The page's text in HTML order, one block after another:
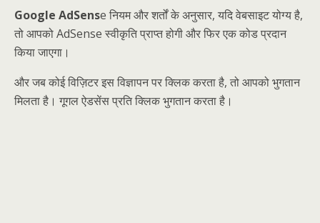
Google AdSense नियम और शर्तों के अनुसार, यदि वेबसाइट योग्य है,
तो आपको AdSense स्वीकृति प्राप्त होगी और फिर एक कोड प्रदान
किया जाएगा।
और जब कोई विज़िटर इस विज्ञापन पर क्लिक करता है, तो आपको भुगतान
मिलता है। गूगल ऐडसेंस प्रति क्लिक भुगतान करता है।